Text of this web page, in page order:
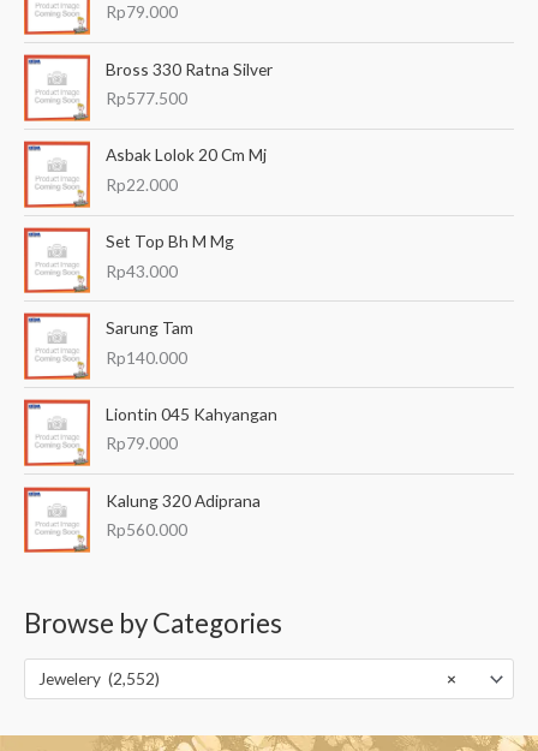
Rp79.000
Bross 330 Ratna Silver
Rp577.500
Asbak Lolok 20 Cm Mj
Rp22.000
Set Top Bh M Mg
Rp43.000
Sarung Tam
Rp140.000
Liontin 045 Kahyangan
Rp79.000
Kalung 320 Adiprana
Rp560.000
Browse by Categories
×
Jewelery (2,552)